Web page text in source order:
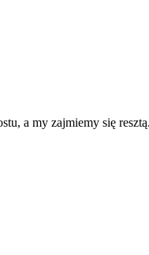
a my zajmiemy się